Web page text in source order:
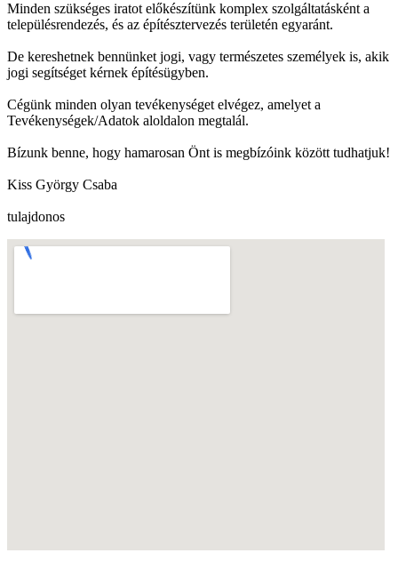
Minden szükséges iratot előkészítünk komplex szolgáltatásként a
településrendezés, és az építésztervezés területén egyaránt.
De kereshetnek bennünket jogi, vagy természetes személyek is, akik
jogi segítséget kérnek építésügyben.
Cégünk minden olyan tevékenységet elvégez, amelyet a
Tevékenységek/Adatok aloldalon megtalál.
Bízunk benne, hogy hamarosan Önt is megbízóink között tudhatjuk!
Kiss György Csaba
tulajdonos